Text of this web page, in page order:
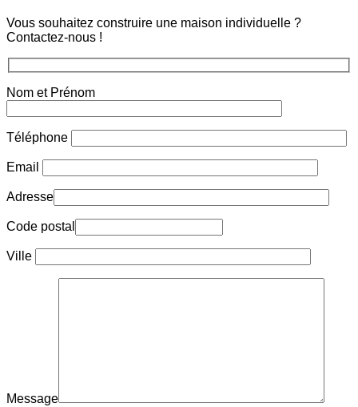
Vous souhaitez construire une maison individuelle ?
Contactez-nous !
Nom et Prénom
Téléphone
Email
Adresse
Code postal
Ville
Message